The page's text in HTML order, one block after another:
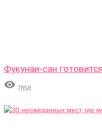
Фукунаи-сан
 7858